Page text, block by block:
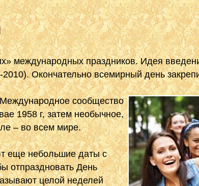
международных праздников. Идея
Окончательно всемирный день
сообщество
1958 г, затем необычное,
– во всем мире.
еще небольшие даты с
отпраздновать День
целой неделей